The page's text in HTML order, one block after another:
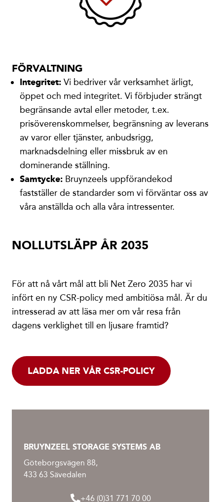
FÖRVALTNING
Integritet: Vi bedriver vår verksamhet ärligt,
öppet och med integritet. Vi förbjuder strängt
begränsande avtal eller metoder, t.ex.
prisöverenskommelser, begränsning av leverans
av varor eller tjänster, anbudsrigg,
marknadsdelning eller missbruk av en
dominerande ställning.
Samtycke: Bruynzeels uppförandekod
fastställer de standarder som vi förväntar oss av
våra anställda och alla våra intressenter.
NOLLUTSLÄPP ÅR 2035
För att nå vårt mål att bli Net Zero 2035 har vi
infört en ny CSR-policy med ambitiösa mål. Är du
intresserad av att läsa mer om vår resa från
dagens verklighet till en ljusare framtid?
LADDA NER VÅR CSR-POLICY
BRUYNZEEL STORAGE SYSTEMS AB
Göteborgsvägen 88,
433 63 Sävedalen
+46 (0)31 771 70 00